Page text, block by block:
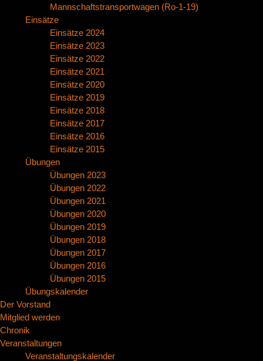
Mannschaftstransportwagen (Ro-1-19)
Einsätze
Einsätze 2024
Einsätze 2023
Einsätze 2022
Einsätze 2021
Einsätze 2020
Einsätze 2019
Einsätze 2018
Einsätze 2017
Einsätze 2016
Einsätze 2015
Übungen
Übungen 2023
Übungen 2022
Übungen 2021
Übungen 2020
Übungen 2019
Übungen 2018
Übungen 2017
Übungen 2016
Übungen 2015
Übungskalender
Der Vorstand
Mitglied werden
Chronik
Veranstaltungen
Veranstaltungskalender